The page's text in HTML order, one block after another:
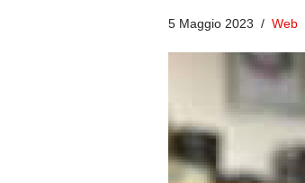
5 Maggio 2023 Web